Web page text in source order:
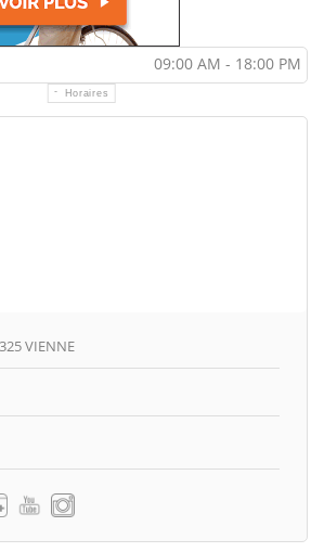
09:00 AM - 18:00 PM
Horaires
VIENNE